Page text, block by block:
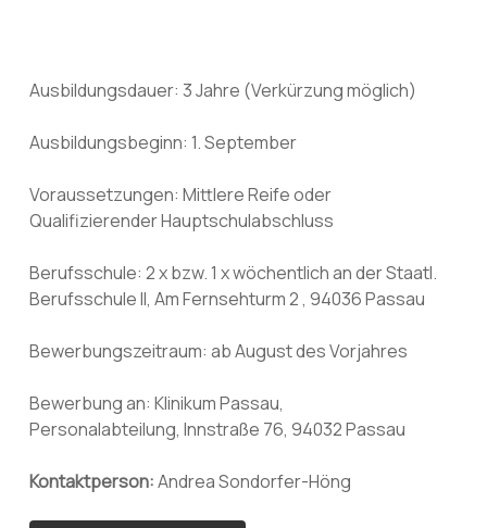
Ausbildungsdauer: 3 Jahre (Verkürzung möglich)
Ausbildungsbeginn: 1. September
Voraussetzungen: Mittlere Reife oder
Qualifizierender Hauptschulabschluss
Berufsschule: 2 x bzw. 1 x wöchentlich an der Staatl.
Berufsschule II, Am Fernsehturm 2 , 94036 Passau
Bewerbungszeitraum: ab August des Vorjahres
Bewerbung an: Klinikum Passau,
Personalabteilung, Innstraße 76, 94032 Passau
Kontaktperson:Andrea Sondorfer-Höng